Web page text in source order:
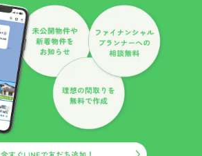
人情報は、下記のいずれかに該当する場
三者にも開示いたしません。
る場合。
く、裁判所等の命令・請求によるとき。
のため。
報の収集にあたり掲示された規約等によ
とき。